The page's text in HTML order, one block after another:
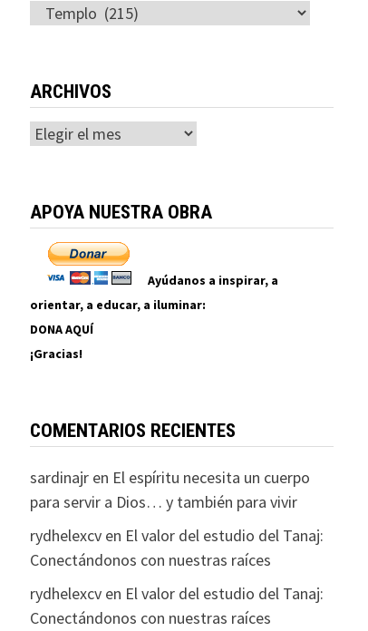
Categorías
ARCHIVOS
Archivos
APOYA NUESTRA OBRA
Ayúdanos a inspirar, a
orientar, a educar, a iluminar:
DONA AQUÍ
¡Gracias!
COMENTARIOS RECIENTES
sardinajren El espíritu necesita un cuerpo
para servir a Dios… y también para vivir
rydhelexcven El valor del estudio del Tanaj:
Conectándonos con nuestras raíces
rydhelexcven El valor del estudio del Tanaj:
Conectándonos con nuestras raíces